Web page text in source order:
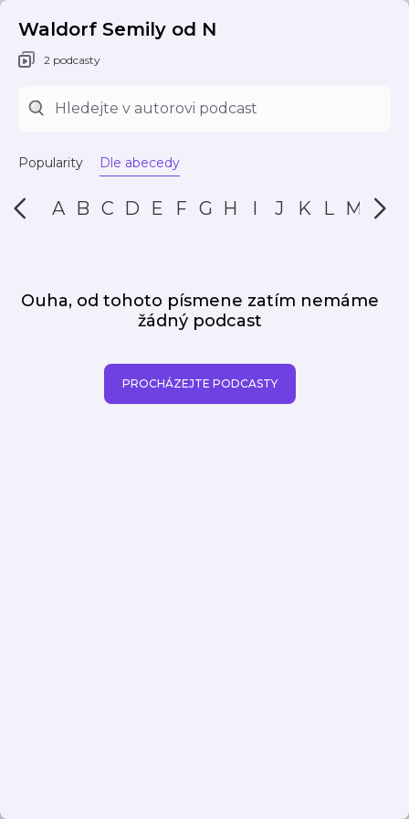
Waldorf Semily od N
2 podcasty
Popularity Dle abecedy
A B C D E F G H I J K L M N
Ouha, od tohoto písmene zatím nemáme
žádný podcast
PROCHÁZEJTE PODCASTY